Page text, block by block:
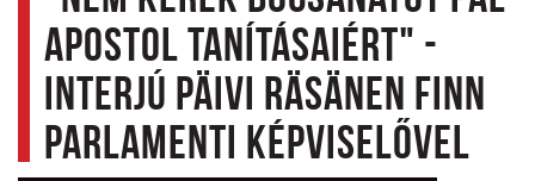
apostol tanításaiért" -
Interjú Päivi Räsänen finn
parlamenti képviselővel